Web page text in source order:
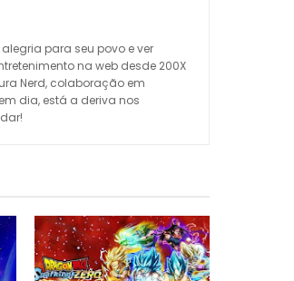
para seu povo e ver
na web desde 200X
Nerd, colaboração em
dia, está a deriva nos